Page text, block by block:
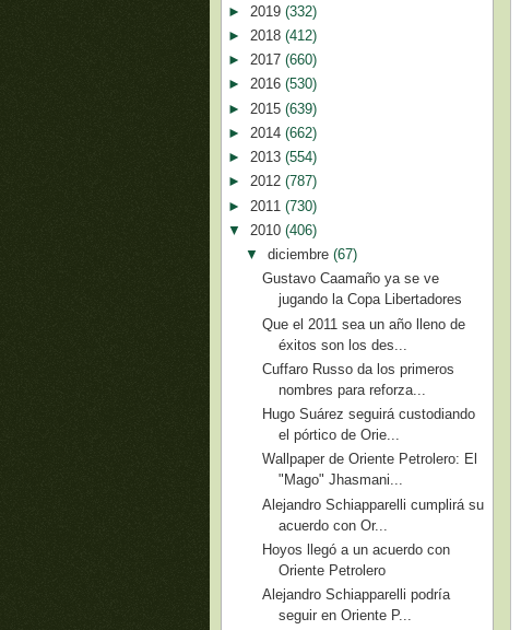
► 2019 (332)
► 2018 (412)
► 2017 (660)
► 2016 (530)
► 2015 (639)
► 2014 (662)
► 2013 (554)
► 2012 (787)
► 2011 (730)
▼ 2010 (406)
▼ diciembre (67)
Gustavo Caamaño ya se ve
jugando la Copa Libertadores
Que el 2011 sea un año lleno de
éxitos son los des...
Cuffaro Russo da los primeros
nombres para reforza...
Hugo Suárez seguirá custodiando
el pórtico de Orie...
Wallpaper de Oriente Petrolero: El
"Mago" Jhasmani...
Alejandro Schiapparelli cumplirá su
acuerdo con Or...
Hoyos llegó a un acuerdo con
Oriente Petrolero
Alejandro Schiapparelli podría
seguir en Oriente P...